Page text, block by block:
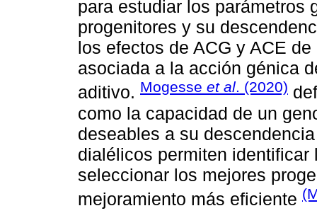
para estudiar los parámetros
progenitores y su
los efectos de ACG y ACE
asociada a la acción génica
aditivo. Mogesse et al. (2020)
como la capacidad de un
deseables a su
dialélicos permiten
seleccionar los mejores
mejoramiento más eficiente